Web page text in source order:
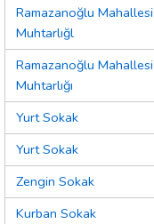
Ramazanoğlu Mahallesi
Muhtarlığl
Ramazanoğlu Mahallesi
Muhtarlığı
Yurt Sokak
Yurt Sokak
Zengin Sokak
Kurban Sokak